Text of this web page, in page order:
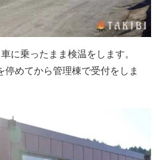
に乗ったまま検温をします。
停めてから管理棟で受付をしま